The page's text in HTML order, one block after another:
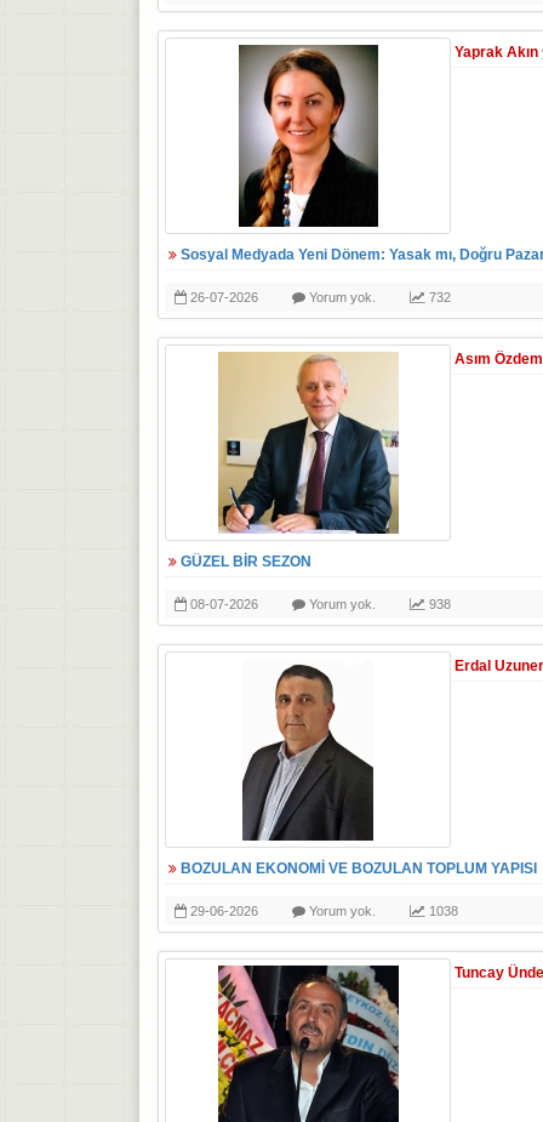
Yaprak Akın
Sosyal Medyada Yeni Dönem: Yasak mı, Doğru
26-07-2026 Yorum yok. 732
Asım
GÜZEL BİR SEZON
08-07-2026 Yorum yok. 938
Erdal Uzuner
BOZULAN EKONOMİ VE BOZULAN TOPLUM YAPISI
29-06-2026 Yorum yok. 1038
Tuncay Ünde